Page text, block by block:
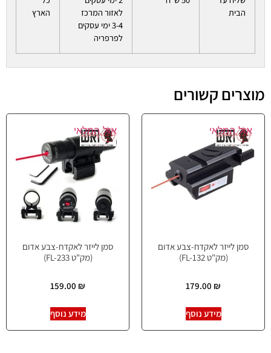
הבית
לאזור המרכז
3-4 ימי עסקים
לפרפריה
הארץ
מוצרים קשורים
אזל המלאי
סמן לייזר לאקדח-צבע אדום
(מק"ט FL-132)
179.00 ₪
מידע נוסף
אזל המלאי
סמן לייזר לאקדח-צבע אדום
(מק"ט FL-233)
159.00 ₪
מידע נוסף